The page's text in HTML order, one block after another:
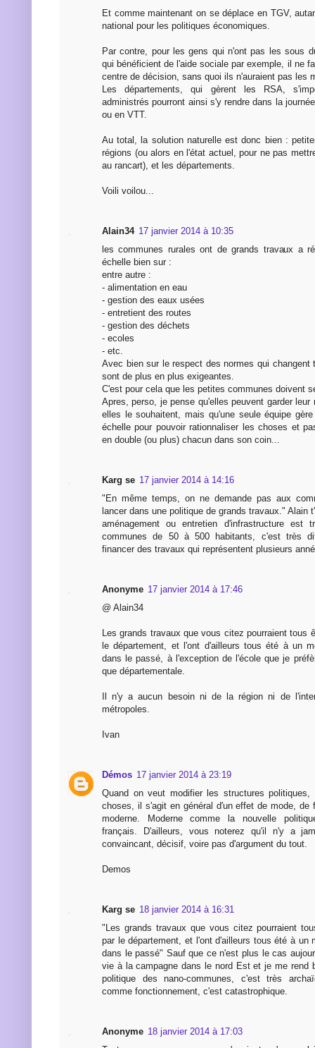
Et comme maintenant on se déplace en TGV,
national pour les politiques économiques.
Par contre, pour les gens qui n'ont pas les sous
qui bénéficient de l'aide sociale par exemple, il ne
centre de décision, sans quoi ils n'auraient pas les
Les départements, qui gèrent les RSA,
administrés pourront ainsi s'y rendre dans la
ou en VTT.
Au total, la solution naturelle est donc bien :
régions (ou alors en l'état actuel, pour ne pas
au rancart), et les départements.
Voili voilou...
Alain34 17 janvier 2014 à 10:35
les communes rurales ont de grands travaux a
échelle bien sur :
entre autre :
- alimentation en eau
- gestion des eaux usées
- entretient des routes
- gestion des déchets
- ecoles
- etc.
Avec bien sur le respect des normes qui changent
sont de plus en plus exigeantes.
C'est pour cela que les petites communes doivent
Apres, perso, je pense qu'elles peuvent garder
elles le souhaitent, mais qu'une seule équipe
échelle pour pouvoir rationnaliser les choses et
en double (ou plus) chacun dans son coin...
Karg se 17 janvier 2014 à 14:16
"En même temps, on ne demande pas aux
lancer dans une politique de grands travaux." Alain
aménagement ou entretien d'infrastructure est
communes de 50 à 500 habitants, c'est très
financer des travaux qui représentent plusieurs
Anonyme 17 janvier 2014 à 17:46
@ Alain34
Les grands travaux que vous citez pourraient tous
le département, et l'ont d'ailleurs tous été à un
dans le passé, à l'exception de l'école que je
que départementale.
Il n'y a aucun besoin ni de la région ni de
métropoles.
Ivan
Démos 17 janvier 2014 à 23:19
Quand on veut modifier les structures politiques,
choses, il s'agit en général d'un effet de mode, de
moderne. Moderne comme la nouvelle
français. D'ailleurs, vous noterez qu'il n'y a
convaincant, décisif, voire pas d'argument du tout.
Demos
Karg se 18 janvier 2014 à 16:31
"Les grands travaux que vous citez pourraient
par le département, et l'ont d'ailleurs tous été à un
dans le passé" Sauf que ce n'est plus le cas
vie à la campagne dans le nord Est et je me rend
politique des nano-communes, c'est très
comme fonctionnement, c'est catastrophique.
Anonyme 18 janvier 2014 à 17:03